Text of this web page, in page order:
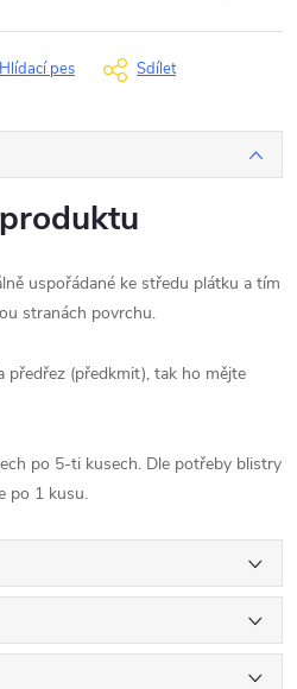
Hlídací pes Sdílet
uspořádané ke středu plátku a tím
stranách povrchu.
předřez (předkmit), tak ho mějte
po 5-ti kusech. Dle potřeby blistry
po 1 kusu.